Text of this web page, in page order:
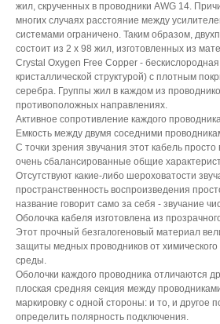
жил, скрученных в проводники AWG 14.
многих случаях расстояние между
системами ограничено. Таким образом,
состоит из 2 х 98 жил, изготовленных из
Crystal Oxygen Free Copper -
кристаллической структурой) с плотным
серебра. Группы жил в каждом из
противоположных направлениях.
Активное сопротивление каждого
Емкость между двумя соседними
С точки зрения звучания этот кабель
очень сбалансированные общие
Отсутствуют какие-либо шероховатости
пространственность воспроизведения
название говорит само за себя - звучание
Оболочка кабеля изготовлена из
Этот прочный безгалогеновый материал
защиты медных проводников от
среды.
Оболочки каждого проводника отличаются
плоская средняя секция между
маркировку с одной стороны: и то, и другое
определить полярность подключения.